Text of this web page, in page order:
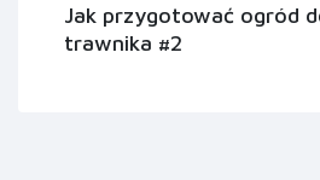
Jak przygotować ogród
trawnika #2